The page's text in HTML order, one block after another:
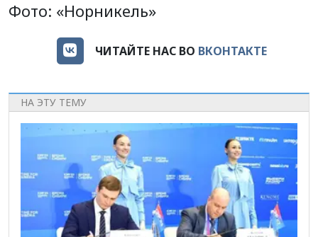
Фото: «Норникель»
ЧИТАЙТЕ НАС ВО ВКОНТАКТЕ
НА ЭТУ ТЕМУ